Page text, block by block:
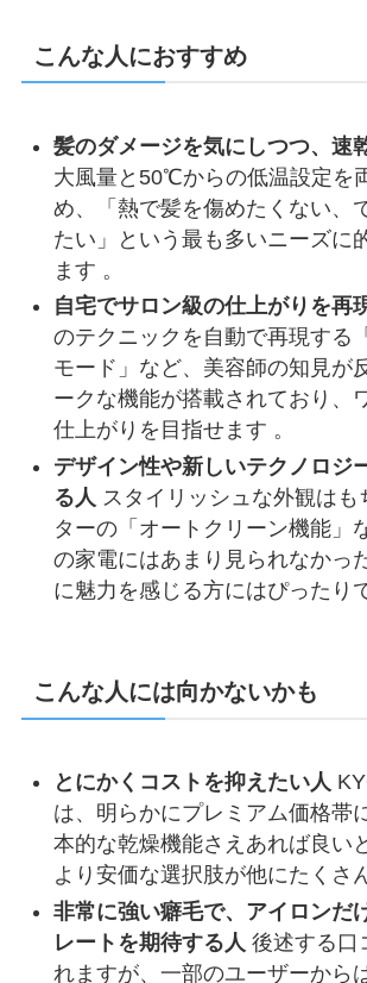
こんな人におすすめ
髪のダメージを気にしつつ、速
大風量と50℃からの低温設定を
め、「熱で髪を傷めたくない、
たい」という最も多いニーズに
ます 。
自宅でサロン級の仕上がりを再
のテクニックを自動で再現する
モード」など、美容師の知見が
ークな機能が搭載されており、
仕上がりを目指せます 。
デザイン性や新しいテクノロジ
る人 スタイリッシュな外観は
ターの「オートクリーン機能」
の家電にはあまり見られなかっ
に魅力を感じる方にはぴったり
こんな人には向かないかも
とにかくコストを抑えたい人
は、明らかにプレミアム価格帯
本的な乾燥機能さえあれば良い
より安価な選択肢が他にたくさ
非常に強い癖毛で、アイロンだ
レートを期待する人 後述する口
れますが、一部のユーザーから